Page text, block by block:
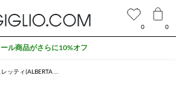
0 0
ル商品がさらに10%オフ